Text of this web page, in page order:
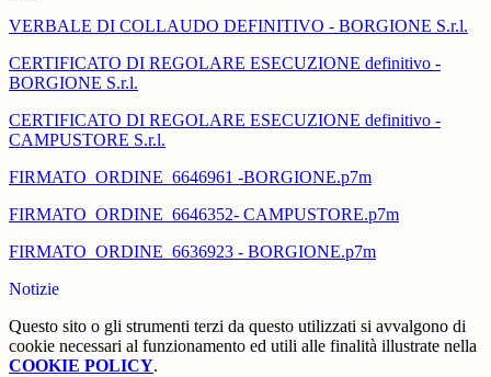
VERBALE DI COLLAUDO DEFINITIVO - BORGIONE S.r.l.
CERTIFICATO DI REGOLARE ESECUZIONE definitivo -
BORGIONE S.r.l.
CERTIFICATO DI REGOLARE ESECUZIONE definitivo -
CAMPUSTORE S.r.l.
FIRMATO_ORDINE_6646961 -BORGIONE.p7m
FIRMATO_ORDINE_6646352- CAMPUSTORE.p7m
FIRMATO_ORDINE_6636923 - BORGIONE.p7m
Notizie
Questo sito o gli strumenti terzi da questo utilizzati si avvalgono di
cookie necessari al funzionamento ed utili alle finalità illustrate nella
COOKIE POLICY.